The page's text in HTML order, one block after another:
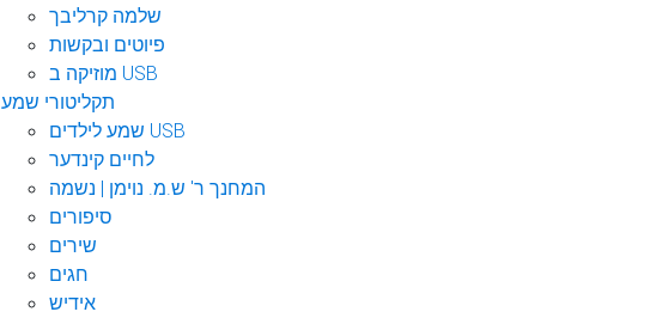
שלמה קרליבך
פיוטים ובקשות
מוזיקה ב USB
תקליטורי שמע
שמע לילדים USB
לחיים קינדער
המחנך ר' ש.מ. נוימן | נשמה
סיפורים
שירים
חגים
אידיש